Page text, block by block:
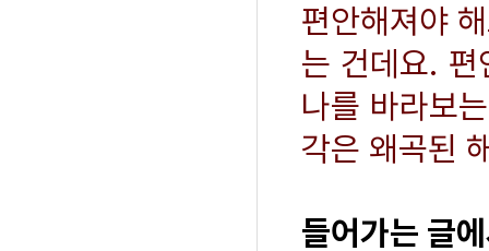
편안해져야
는 건데요.
나를 바라보
각은 왜곡된
들어가는 글